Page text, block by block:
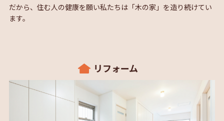
だから、住む人の健康を願い私たちは「木の家」を造り続けてい
ます。
リフォーム